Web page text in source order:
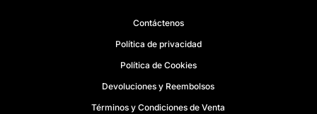
Contáctenos
Política de privacidad
Política de Cookies
Devoluciones y Reembolsos
Términos y Condiciones de Venta